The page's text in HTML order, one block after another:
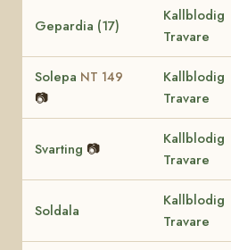
Gepardia (17)
Kallblodig
Travare
Solepa NT 149
📷
Kallblodig
Travare
Svarting 📷
Kallblodig
Travare
Soldala
Kallblodig
Travare